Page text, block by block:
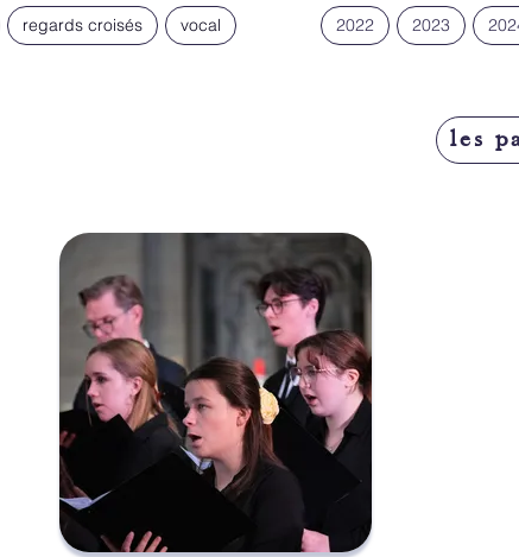
regards croisés vocal 2022 2023
les